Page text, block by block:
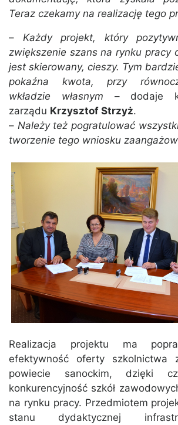
Teraz czekamy na realizację tego
– Każdy projekt, który
zwiększenie szans na rynku pracy
jest skierowany, cieszy. Tym
pokaźna kwota, przy
wkładzie własnym – dodaje
zarządu Krzysztof Strzyż.
– Należy też pogratulować
tworzenie tego wniosku
Realizacja projektu ma
efektywność oferty szkolnictwa
powiecie sanockim, dzięki
konkurencyjność szkół
na rynku pracy. Przedmiotem
stanu dydaktycznej